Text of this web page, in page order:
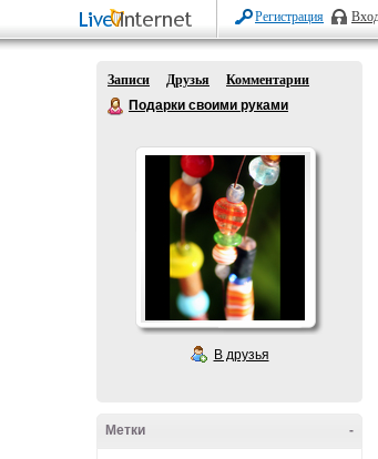
Регистрация
Записи Друзья
Комментарии
Подарки своими руками
В друзья
-
Метки